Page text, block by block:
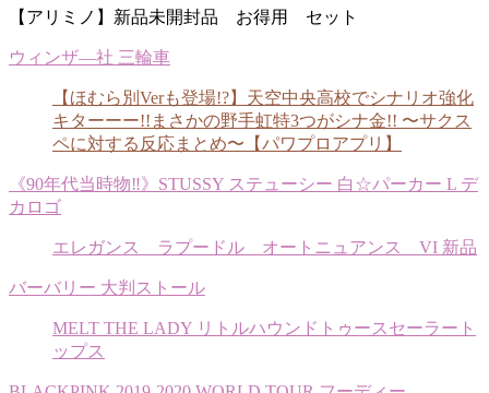
【アリミノ】新品未開封品 お得用 セット
ウィンザ―社 三輪車
【ほむら別Verも登場!?】天空中央高校でシナリオ強化
キターーー!!まさかの野手虹特3つがシナ金!! 〜サクス
ペに対する反応まとめ〜【パワプロアプリ】
《90年代当時物‼︎》STUSSY ステューシー 白☆パーカー L デ
カロゴ
エレガンス ラプードル オートニュアンス VI 新品
バーバリー 大判ストール
MELT THE LADY リトルハウンドトゥースセーラート
ップス